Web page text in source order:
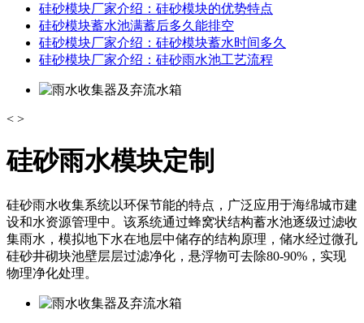
硅砂模块厂家介绍：硅砂模块的优势特点
硅砂模块蓄水池满蓄后多久能排空
硅砂模块厂家介绍：硅砂模块蓄水时间多久
硅砂模块厂家介绍：硅砂雨水池工艺流程
< >
硅砂雨水模块定制
硅砂雨水收集系统以环保节能的特点，广泛应用于海绵城市建
设和水资源管理中。该系统通过蜂窝状结构蓄水池逐级过滤收
集雨水，模拟地下水在地层中储存的结构原理，储水经过微孔
硅砂井砌块池壁层层过滤净化，悬浮物可去除80-90%，实现
物理净化处理。